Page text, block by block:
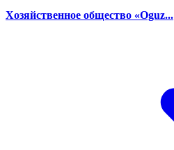
Хозяйственное общество «Oguz...